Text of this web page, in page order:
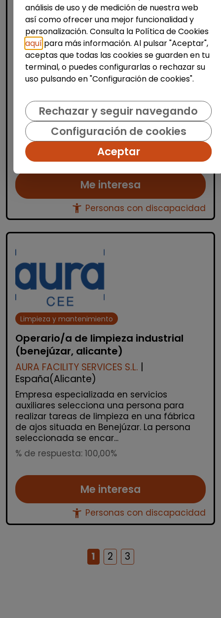
Limpieza y mantenimiento
Peón/a limpieza viaria (Puçol)
Peón limpieza viaria para diversos
municipios de Valencia. Limpieza de
calles, barrido manual, cambio de
papeleras, etc.
Me interesa
accessibility_new Personas con discapacidad
Limpieza y mantenimiento
Operario/a de limpieza industrial
(benejúzar, alicante)
AURA FACILITY SERVICES S.L.
España(Alicante)
Empresa especializada en servicios
auxiliares selecciona una persona para
realizar tareas de limpieza en una fábrica
de ajos situada en Benejúzar. La persona
seleccionada se encar...
% de respuesta: 100,00%
Me interesa
accessibility_new Personas con discapacidad
1 2 3
análisis de uso y de medición de nuestra web
así como ofrecer una mejor funcionalidad y
personalización. Consulta la Política de Cookies
aquí para más información. Al pulsar "Aceptar",
aceptas que todas las cookies se guarden en tu
terminal, o puedes configurarlas o rechazar su
uso pulsando en "Configuración de cookies".
Rechazar y seguir navegando
Configuración de cookies
Aceptar